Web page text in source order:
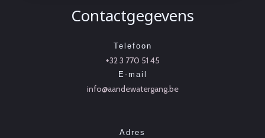
Contactgegevens
Telefoon
+32 3 770 51 45
E-mail
info@aandewatergang.be
Adres